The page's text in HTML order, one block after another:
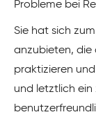
Probleme bei
Sie hat sich
anzubieten, die
praktizieren
und letztlich ein